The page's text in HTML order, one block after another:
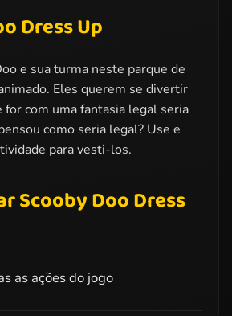
Dress Up
e sua turma neste parque de
Eles querem se divertir
for com uma fantasia legal seria
como seria legal? Use e
para vesti-los.
Scooby Doo Dress
as ações do jogo